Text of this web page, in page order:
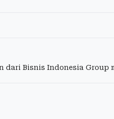
dari Bisnis Indonesia Group